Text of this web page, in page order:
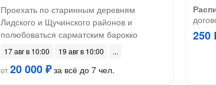
Проехать по старинным деревням
Лидского и Щучинского районов и
полюбоваться сарматским барокко
17 авг в 10:00
19 авг в 10:00
от20 000 ₽за всё до 7 чел.
250